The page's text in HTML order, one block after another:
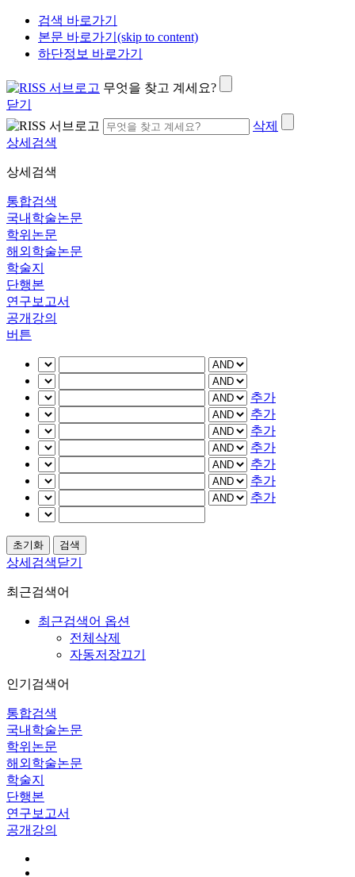
검색 바로가기
본문 바로가기(skip to content)
하단정보 바로가기
무엇을 찾고 계세요?
닫기
삭제
상세검색
상세검색
통합검색
국내학술논문
학위논문
해외학술논문
학술지
단행본
연구보고서
공개강의
버튼
추가
추가
추가
추가
추가
추가
추가
상세검색닫기
최근검색어
최근검색어 옵션
전체삭제
자동저장끄기
인기검색어
통합검색
국내학술논문
학위논문
해외학술논문
학술지
단행본
연구보고서
공개강의